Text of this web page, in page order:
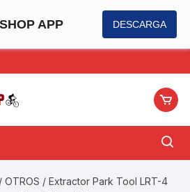
APP DESCARGA
/OTROS / Extractor Park Tool LRT-4